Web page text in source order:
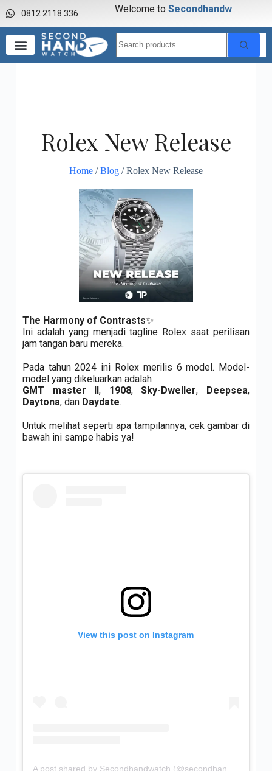
0812 2118 336 Welcome to Secondhandwa
Rolex New Release
Home/Blog/ Rolex New Release
The Harmony of Contrasts✨
Ini adalah yang menjadi tagline Rolex saat perilisan
jam tangan baru mereka.
Pada tahun 2024 ini Rolex merilis 6 model. Model-
model yang dikeluarkan adalah
GMT master II, 1908,Sky-Dweller, Deepsea,
Daytona, dan Daydate.
Untuk melihat seperti apa tampilannya, cek gambar di
bawah ini sampe habis ya!
View this post on Instagram